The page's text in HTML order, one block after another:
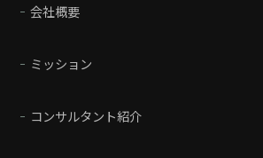
会社概要
ミッション
コンサルタント紹介